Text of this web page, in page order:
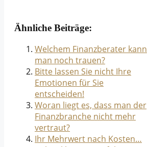
Ähnliche Beiträge:
Welchem Finanzberater kann
man noch trauen?
Bitte lassen Sie nicht Ihre
Emotionen für Sie
entscheiden!
Woran liegt es, dass man der
Finanzbranche nicht mehr
vertraut?
Ihr Mehrwert nach Kosten…